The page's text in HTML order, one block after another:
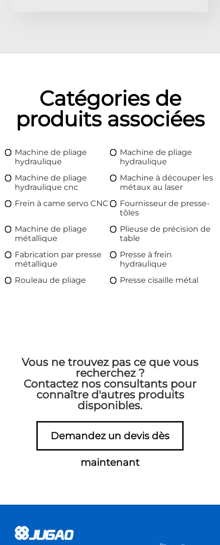
Catégories de
produits associées
Machine de pliage
hydraulique
Machine de pliage
hydraulique
Machine de pliage
hydraulique cnc
Machine à découper les
métaux au laser
Frein à came servo CNC
Fournisseur de presse-
tôles
Machine de pliage
métallique
Plieuse de précision de
table
Fabrication par presse
métallique
Presse à frein
hydraulique
Rouleau de pliage
Presse cisaille métal
Vous ne trouvez pas ce que vous
recherchez ?
Contactez nos consultants pour
connaître d'autres produits
disponibles.
Demandez un devis dès
maintenant